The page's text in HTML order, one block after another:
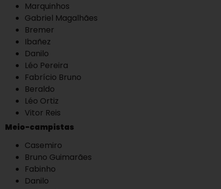
Marquinhos
Gabriel Magalhães
Bremer
Ibañez
Danilo
Léo Pereira
Fabrício Bruno
Beraldo
Léo Ortiz
Vitor Reis
Meio-campistas
Casemiro
Bruno Guimarães
Fabinho
Danilo